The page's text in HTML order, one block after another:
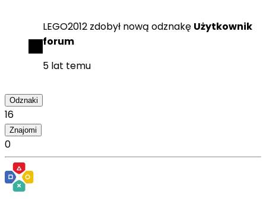
LEGO2012 zdobył nową odznakę Użytkownik
forum
5 lat temu
Odznaki
16
Znajomi
0